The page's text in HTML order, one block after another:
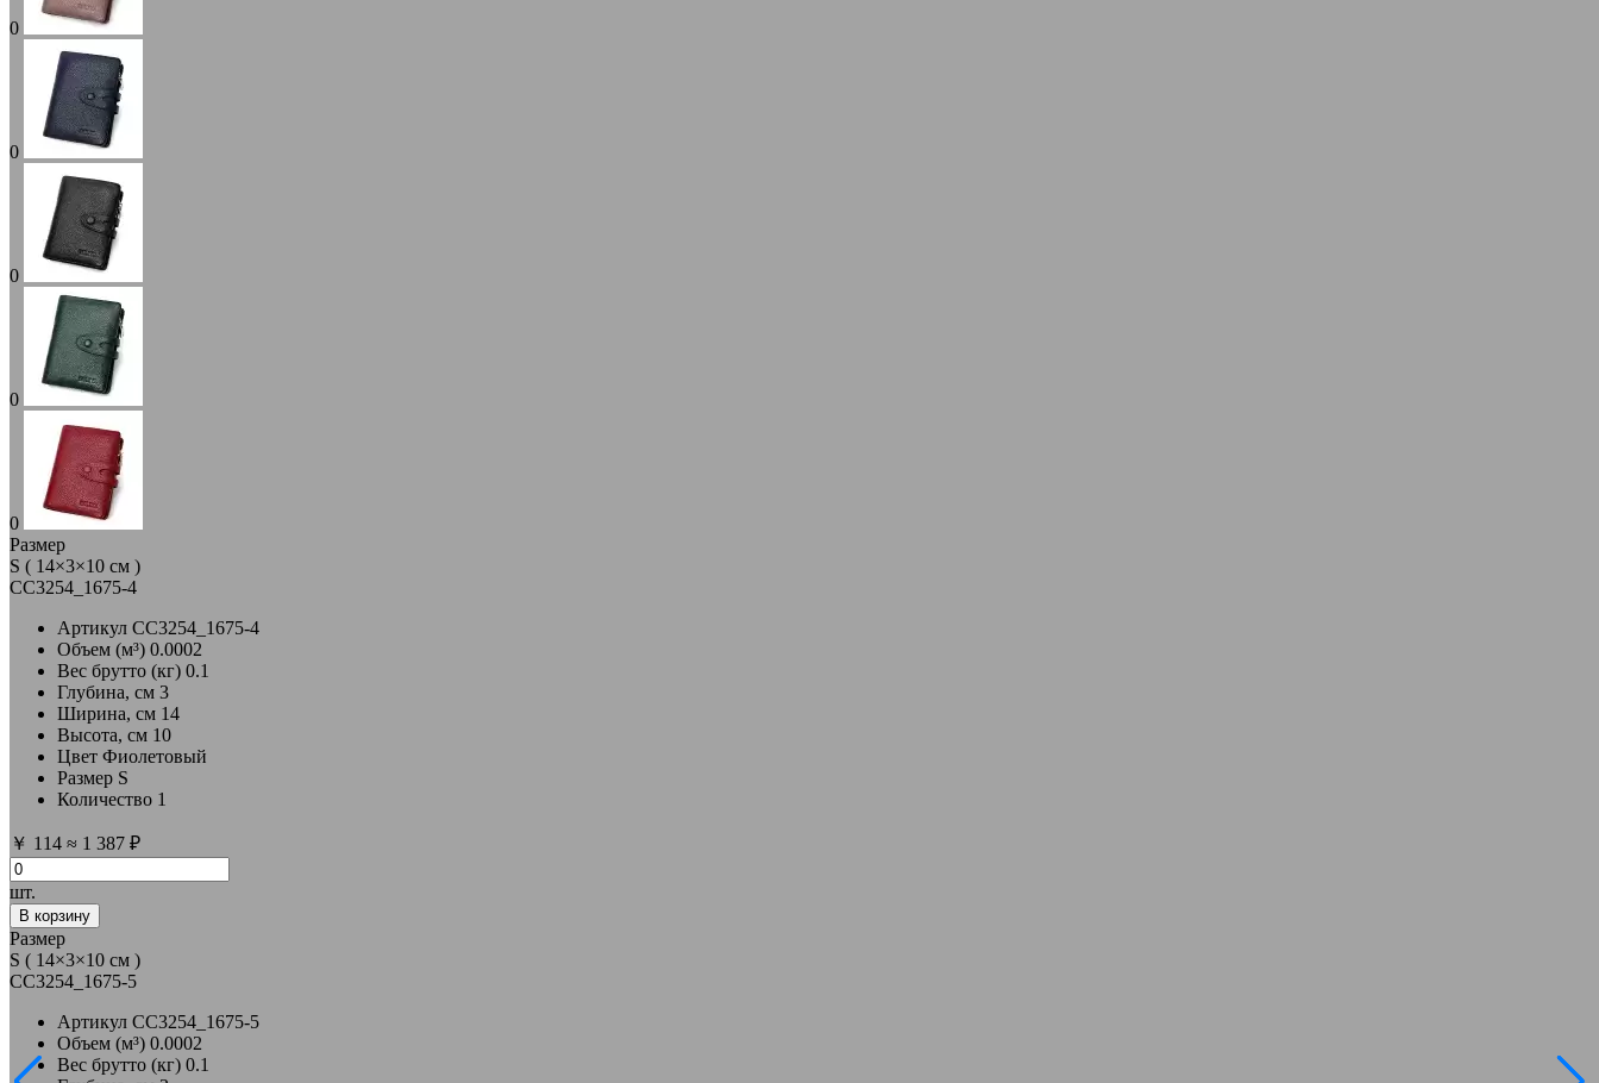
0
0
0
0
0
Размер
S ( 14×3×10 см )
CC3254_1675-4
Артикул CC3254_1675-4
Объем (м³) 0.0002
Вес брутто (кг) 0.1
Глубина, см 3
Ширина, см 14
Высота, см 10
Цвет Фиолетовый
Размер S
Количество 1
￥ 114 ≈ 1 387 ₽
шт.
В корзину
Размер
S ( 14×3×10 см )
CC3254_1675-5
Артикул CC3254_1675-5
Объем (м³) 0.0002
Вес брутто (кг) 0.1